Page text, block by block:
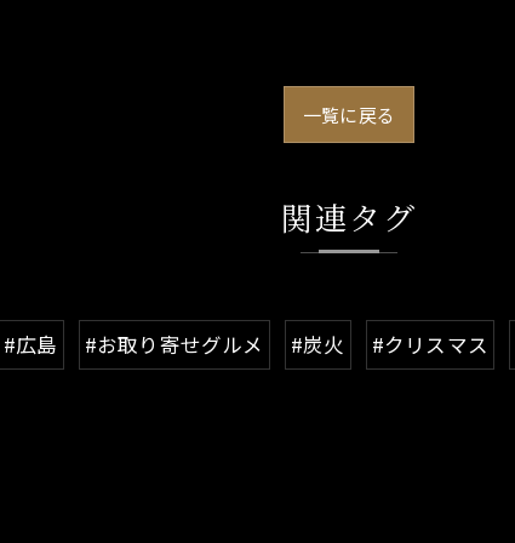
一覧に戻る
関連タグ
#広島 #お取り寄せグルメ #炭火 #クリスマス